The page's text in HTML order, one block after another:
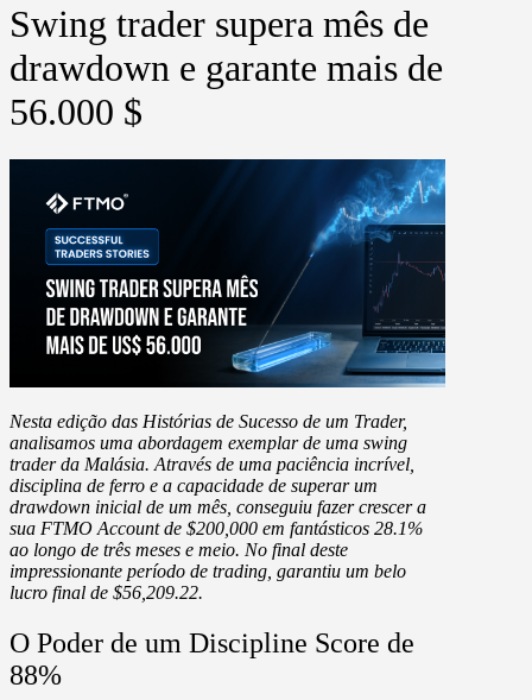
Swing trader supera mês de
drawdown e garante mais de
56.000 $
Nesta edição das Histórias de Sucesso de um Trader,
analisamos uma abordagem exemplar de uma swing
trader da Malásia. Através de uma paciência incrível,
disciplina de ferro e a capacidade de superar um
drawdown inicial de um mês, conseguiu fazer crescer a
sua FTMO Account de $200,000 em fantásticos 28.1%
ao longo de três meses e meio. No final deste
impressionante período de trading, garantiu um belo
lucro final de $56,209.22.
O Poder de um Discipline Score de
88%